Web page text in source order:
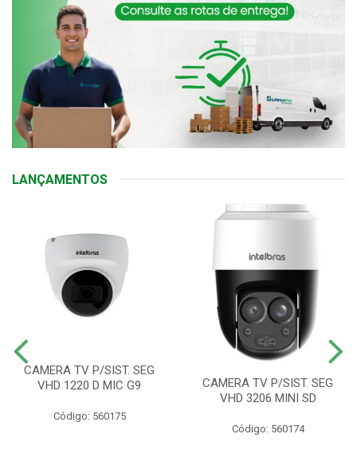
LANÇAMENTOS
CAMERA TV P/SIST. SEG
VHD 1220 D MIC G9
Código: 560175
CAMERA TV P/SIST. SEG
VHD 3206 MINI SD
Código: 560174